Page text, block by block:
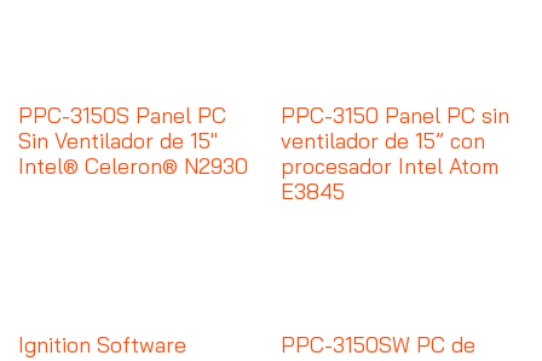
PPC-3150S Panel PC
Sin Ventilador de 15"
Intel® Celeron® N2930
PPC-3150 Panel PC sin
ventilador de 15” con
procesador Intel Atom
E3845
Ignition Software
PPC-3150SW PC de